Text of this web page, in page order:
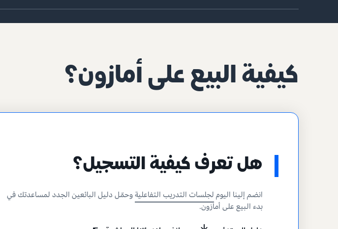
كيفية البيع على أمازون؟
هل تعرف كيفية التسجيل؟
انضم إلينا اليوم لجلسات التدريب التفاعليةوحمّل دليل البائعين الجدد لمساعدتك في
بدء البيع على أمازون.